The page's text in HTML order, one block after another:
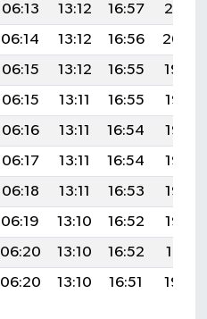
06:13 13:12 16:57
20:01
06:14 13:12 16:56
20:00
06:15 13:12 16:55
19:59
06:15 13:11 16:55
19:57
06:16 13:11 16:54
19:56
06:17 13:11 16:54
19:55
06:18 13:11 16:53
19:53
06:19 13:10 16:52
19:52
06:20 13:10 16:52
19:51
06:20 13:10 16:51 19:49